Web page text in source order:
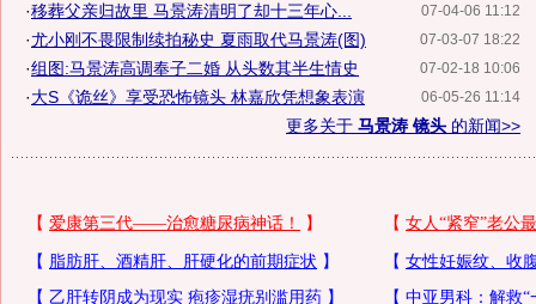
07-04-06 11:12
·移葬父亲归故里 马景涛清明了却十三年心...
07-03-07 18:22
·尤小刚不畏限制续拍秘史 夏雨取代马景涛(图)
07-02-18 10:06
·组图:马景涛高调奉子二婚 从头数其半生情史
06-05-26 11:14
·大S《诡丝》享受恐怖镜头 林嘉欣凭想象表演
更多关于 马景涛 镜头 的新闻>>